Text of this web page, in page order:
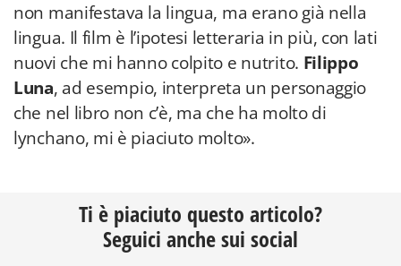
non manifestava la lingua, ma erano già nella
lingua. Il film è l’ipotesi letteraria in più, con lati
nuovi che mi hanno colpito e nutrito. Filippo
Luna, ad esempio, interpreta un personaggio
che nel libro non c’è, ma che ha molto di
lynchano, mi è piaciuto molto».
Ti è piaciuto questo articolo?
Seguici anche sui social